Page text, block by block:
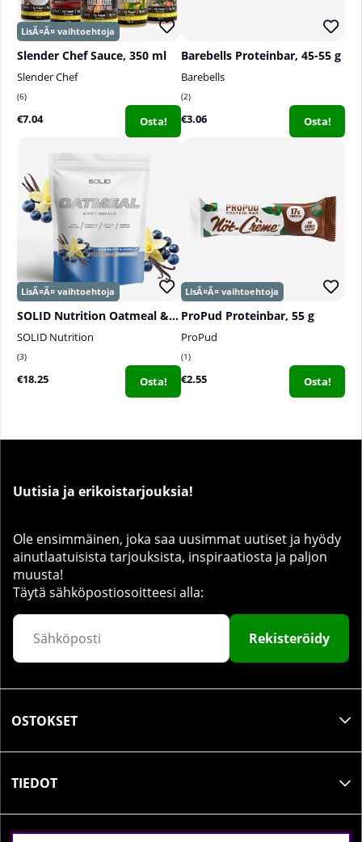
Slender Chef Sauce, 350 ml
Slender Chef
6
€7.04 Osta!
Barebells Proteinbar, 45-55 g
Barebells
2
€3.06 Osta!
SOLID Nutrition Oatmeal & Protein Mix, 750 g
SOLID Nutrition
3
€18.25 Osta!
ProPud Proteinbar, 55 g
ProPud
1
€2.55 Osta!
Uutisia ja erikoistarjouksia!
Ole ensimmäinen, joka saa uusimmat uutiset ja hyödy
ainutlaatuisista tarjouksista, inspiraatiosta ja paljon
muusta!
Täytä sähköpostiosoitteesi alla:
Rekisteröidy
OSTOKSET
TIEDOT